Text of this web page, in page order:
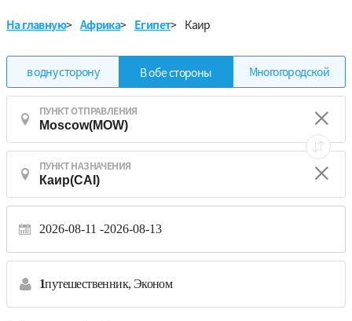
На главную> Африка> Египет> Каир
в одну сторону В обе стороны Многогородской
ПУНКТ ОТПРАВЛЕНИЯ
ПУНКТ НАЗНАЧЕНИЯ
2026-08-11 2026-08-13
1путешественник, Эконом